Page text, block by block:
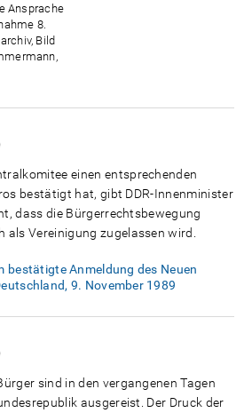
Ansprache
8.
Bild
einen entsprechenden
bestätigt hat, gibt DDR-Innenminister
dass die Bürgerrechtsbewegung
als Vereinigung zugelassen wird.
bestätigte Anmeldung des Neuen
9. November 1989
sind in den vergangenen Tagen
ausgereist. Der Druck der